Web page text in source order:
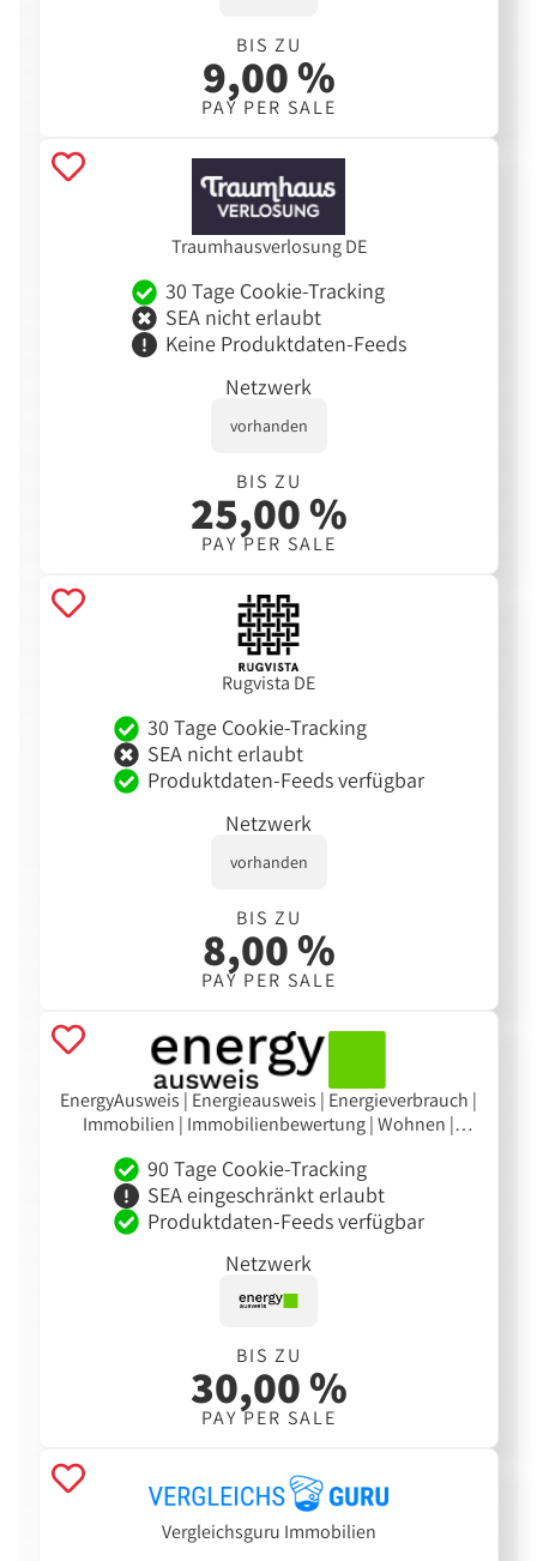
BIS ZU
9,00 %
PAY PER SALE
Traumhausverlosung DE
30 Tage Cookie-Tracking
SEA nicht erlaubt
Keine Produktdaten-Feeds
Netzwerk
vorhanden
BIS ZU
25,00 %
PAY PER SALE
Rugvista DE
30 Tage Cookie-Tracking
SEA nicht erlaubt
Produktdaten-Feeds verfügbar
Netzwerk
vorhanden
BIS ZU
8,00 %
PAY PER SALE
EnergyAusweis | Energieausweis | Energieverbrauch |
Immobilien | Immobilienbewertung | Wohnen |
90 Tage Cookie-Tracking
SEA eingeschränkt erlaubt
Produktdaten-Feeds verfügbar
Netzwerk
BIS ZU
30,00 %
PAY PER SALE
Vergleichsguru Immobilien